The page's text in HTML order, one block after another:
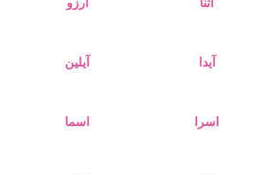
آتنا آرزو
آیدا آیلین
اسرا اسما